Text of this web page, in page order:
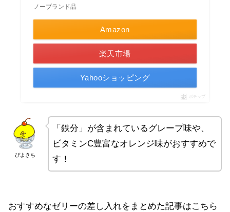
ノーブランド品
Amazon
楽天市場
Yahooショッピング
ポチップ
ぴよきち
「鉄分」が含まれているグレープ味や、
ビタミンC豊富なオレンジ味がおすすめで
す！
おすすめなゼリーの差し入れをまとめた記事はこちら